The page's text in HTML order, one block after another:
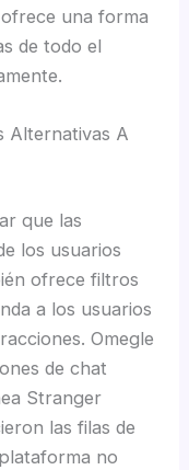
una forma
de todo el
Alternativas A
que las
los usuarios
ofrece filtros
a los usuarios
Omegle
de chat
Stranger
las filas de
no